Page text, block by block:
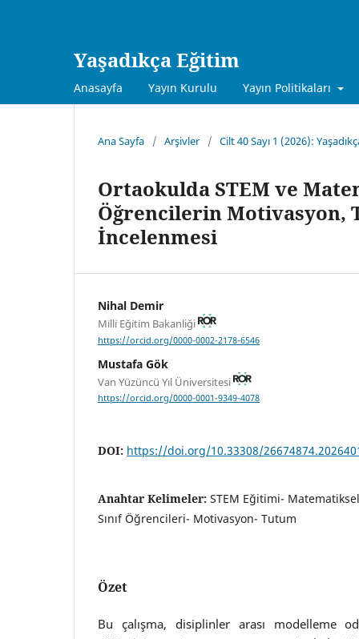
Yaşadıkça Eğitim
Anasayfa Yayın Kurulu Yayın Politikaları
Ana Sayfa / Arşivler / Cilt 40 Sayı 1 (2026):
Ortaokulda STEM ve
Öğrencilerin Motivasyon,
İncelenmesi
Nihal Demir
Mi̇lli̇ Eği̇ti̇m Bakanliği
https://orcid.org/0000-0002-2178-6546
Mustafa Gök
Van Yüzüncü Yıl Üniversitesi
https://orcid.org/0000-0001-9349-4078
DOI: https://doi.org/10.33308/
Anahtar Kelimeler: STEM Eğitimi-
Sınıf Öğrencileri- Motivasyon- Tutum
Özet
Bu çalışma, disiplinler arası modelleme